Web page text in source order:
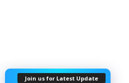
Join us for Latest Update